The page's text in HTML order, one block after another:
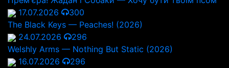
17.07.2026
300
The Black Keys — Peaches! (2026)
24.07.2026
296
Welshly Arms — Nothing But Static (2026)
16.07.2026
296